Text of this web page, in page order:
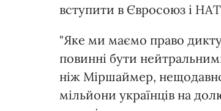
вступити в Євросоюз і
"Яке ми маємо право
повинні бути
ніж Міршаймер,
мільйони українців на